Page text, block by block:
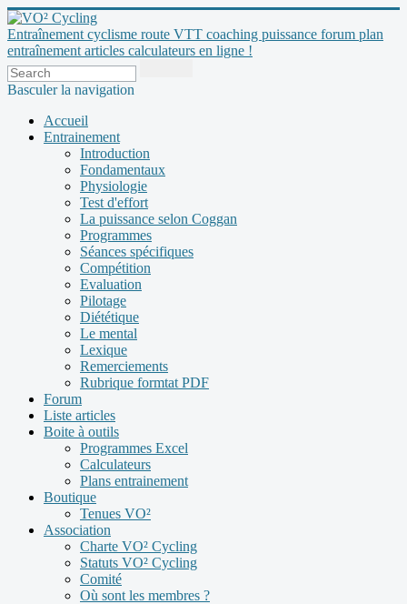
Entraînement cyclisme route VTT coaching puissance forum plan
entraînement articles calculateurs en ligne !
Basculer la navigation
Accueil
Entrainement
Introduction
Fondamentaux
Physiologie
Test d'effort
La puissance selon Coggan
Programmes
Séances spécifiques
Compétition
Evaluation
Pilotage
Diététique
Le mental
Lexique
Remerciements
Rubrique formtat PDF
Forum
Liste articles
Boite à outils
Programmes Excel
Calculateurs
Plans entrainement
Boutique
Tenues VO²
Association
Charte VO² Cycling
Statuts VO² Cycling
Comité
Où sont les membres ?